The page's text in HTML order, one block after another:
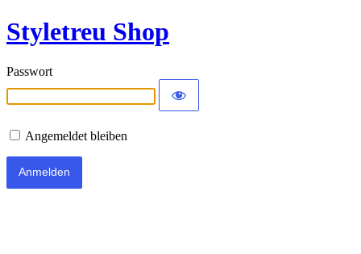
Styletreu Shop
Passwort
Angemeldet bleiben